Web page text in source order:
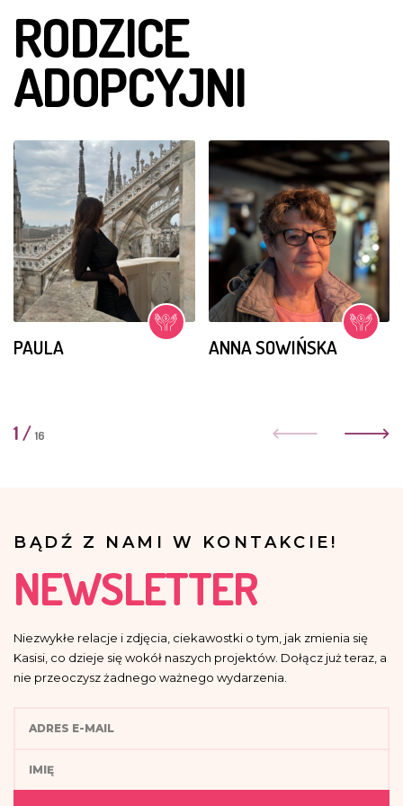
Anna jest w grupie tańczących dziewcząt. Jest bardzo
opiekuńcza w stosunku do bejbików, spędza z nimi
każdą wolna chwilę. Cieszy się bardzo domkiem dla
lalek, który dostała w prezencie.
RODZICE
ADOPCYJNI
PAULA ANNA SOWIŃSKA
1 / 16
BĄDŹ Z NAMI W KONTAKCIE!
NEWSLETTER
Niezwykłe relacje i zdjęcia, ciekawostki o tym, jak zmienia się
Kasisi, co dzieje się wokół naszych projektów. Dołącz już teraz, a
nie przeoczysz żadnego ważnego wydarzenia.